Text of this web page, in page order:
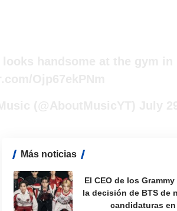
Más noticias
El CEO de los
la decisión de BTS de
candidaturas en